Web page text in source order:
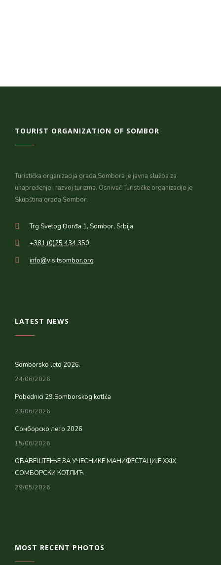
TOURIST ORGANIZATION OF SOMBOR
Turistička organizacija grada Sombora je javna služba za
unapređenje i razvoj turizma. Osnivač Turističke organizacije je
Skupština grada Sombor.
Trg Svetog Đorđa 1, Sombor, Srbija
+381 (0)25 434 350
info@visitsombor.org
LATEST NEWS
Somborsko leto 2026.
24/06/2026
Pobednici 29.Somborskog kotlća
23/06/2026
Сомборско лето 2026
15/06/2026
ОБАВЕШТЕЊЕ ЗА УЧЕСНИКЕ МАНИФЕСТАЦИЈЕ XXIX
СОМБОРСКИ КОТЛИЋ
29/05/2026
MOST RECENT PHOTOS